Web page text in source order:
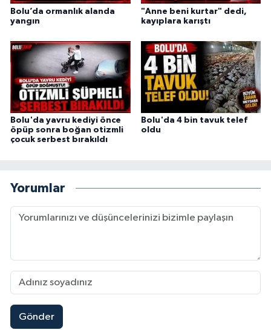
Bolu’da ormanlık alanda
yangın
"Anne beni kurtar" dedi,
kayıplara karıştı
Bolu'da yavru kediyi önce
öpüp sonra boğan otizmli
çocuk serbest bırakıldı
Bolu'da 4 bin tavuk telef
oldu
Yorumlar
Gönder